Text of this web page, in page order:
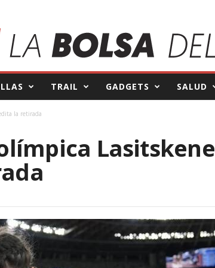
TRAIL GADGETS SALUD
la retirada
Lasitskene